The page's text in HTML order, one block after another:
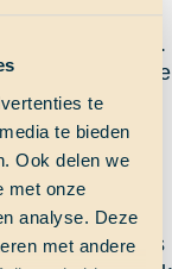
te
te bieden
Ook delen we
met onze
analyse. Deze
met andere
een grote
veel mensen.
ligt, alsof je
Fransen
het over ons
al die laagjes
jumping jacks
we zo ver
zien en als